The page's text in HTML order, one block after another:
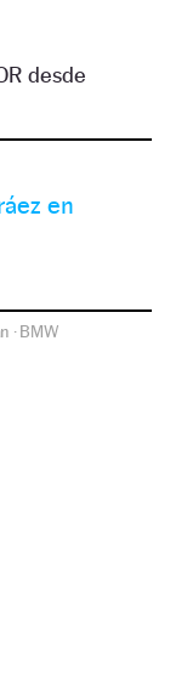
desde
en
·BMW